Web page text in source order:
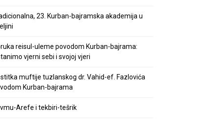
23. Kurban-bajramska akademija u
reisul-uleme povodom Kurban-bajrama:
vjerni sebi i svojoj vjeri
muftije tuzlanskog dr. Vahid-ef. Fazlovića
Kurban-bajrama
Arefe i tekbiri-tešrik